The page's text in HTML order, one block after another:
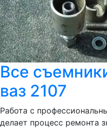
Все
ваз 2107
Работа с
делает процесс ремонта